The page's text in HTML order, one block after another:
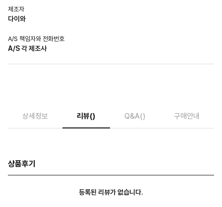
제조자
다이와
A/S 책임자와 전화번호
A/S 각 제조사
상세정보 리뷰() Q&A() 구매안내
상품후기
등록된 리뷰가 없습니다.